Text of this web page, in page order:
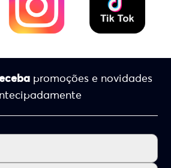
promoções e novidades